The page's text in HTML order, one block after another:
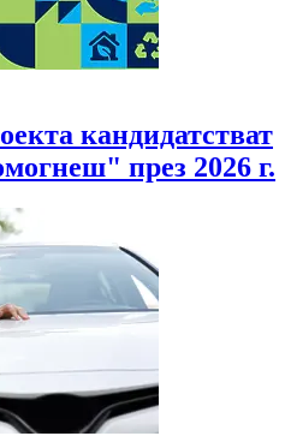
кандидатстват
през 2026 г.